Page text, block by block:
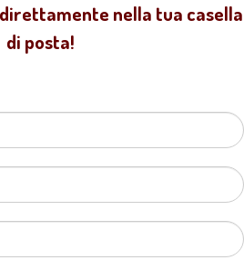
nella tua casella
di posta!